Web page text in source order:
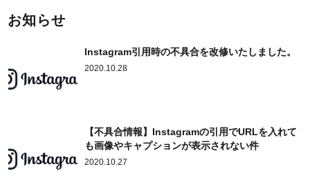
お知らせ
Instagram引用時の不具合を改修いたしました。
2020.10.28
【不具合情報】Instagramの引用でURLを入れて
も画像やキャプションが表示されない件
2020.10.27